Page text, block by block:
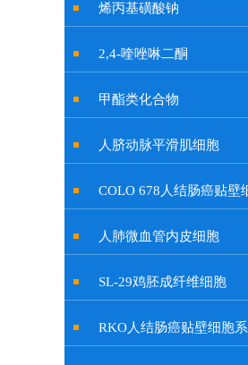
烯丙基磺酸钠
2,4-喹唑啉二酮
甲酯类化合物
人脐动脉平滑肌细胞
人肺微血管内皮细胞
SL-29鸡胚成纤维细胞
RKO人结肠癌贴壁细胞系